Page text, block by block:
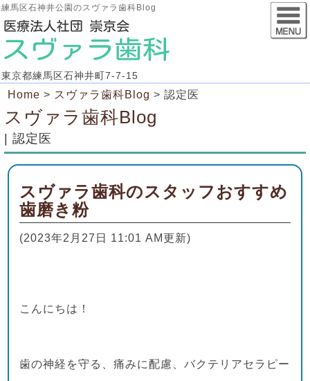
練馬区石神井公園のスヴァラ歯科Blog
東京都練馬区石神井町7-7-15
Home > スヴァラ歯科Blog > 認定医
スヴァラ歯科Blog
| 認定医
スヴァラ歯科のスタッフおすすめ
歯磨き粉
(2023年2月27日 11:01 AM更新)
こんにちは！
歯の神経を守る、痛みに配慮、バクテリアセラピー